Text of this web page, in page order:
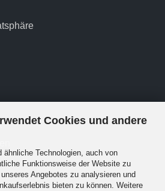
Cookies und andere
ähnliche Technologien, auch von
Funktionsweise der Website zu
Angebotes zu analysieren und
bieten zu können. Weitere